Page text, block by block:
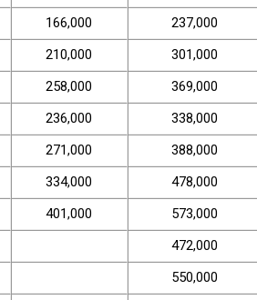
166,000
237,000
210,000
301,000
258,000 369,000
236,000
338,000
271,000
388,000
334,000
478,000
401,000 573,000
472,000
550,000